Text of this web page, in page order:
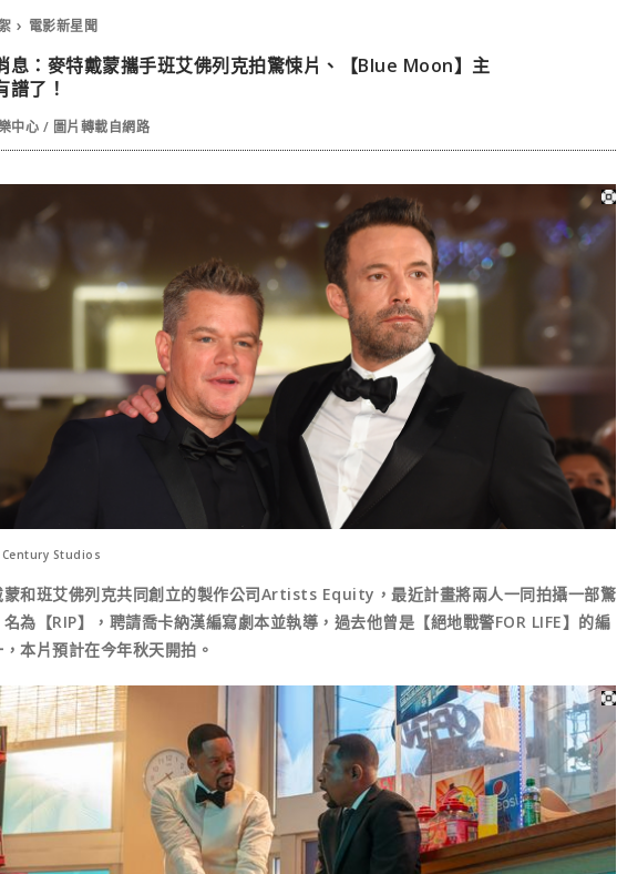
電影新星聞
息：麥特戴蒙攜手班艾佛列克拍驚悚片、【Blue Moon】主
譜了！
中心 / 圖片轉載自網路
Studios
蒙和班艾佛列克共同創立的製作公司Artists Equity，最近計畫將兩人一同拍攝一部驚
為【RIP】，聘請喬卡納漢編寫劇本並執導，過去他曾是【絕地戰警FOR LIFE】的編
本片預計在今年秋天開拍。